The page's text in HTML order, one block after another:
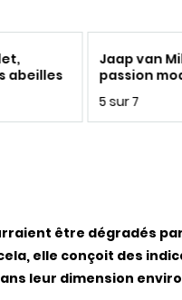
abeilles
Jaap van
passion
5 sur 7
être dégradés
elle conçoit des
leur dimension